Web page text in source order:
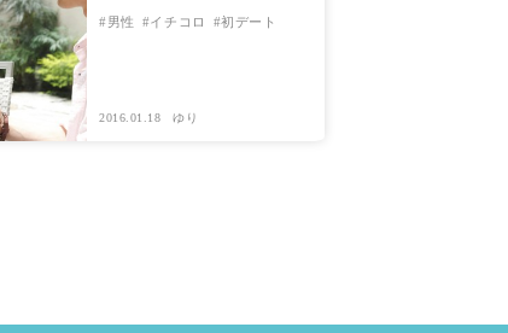
男性 イチコロ 初デート
2016.01.18 ゆり